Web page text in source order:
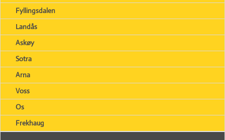
Fyllingsdalen
Landås
Askøy
Sotra
Arna
Voss
Os
Frekhaug